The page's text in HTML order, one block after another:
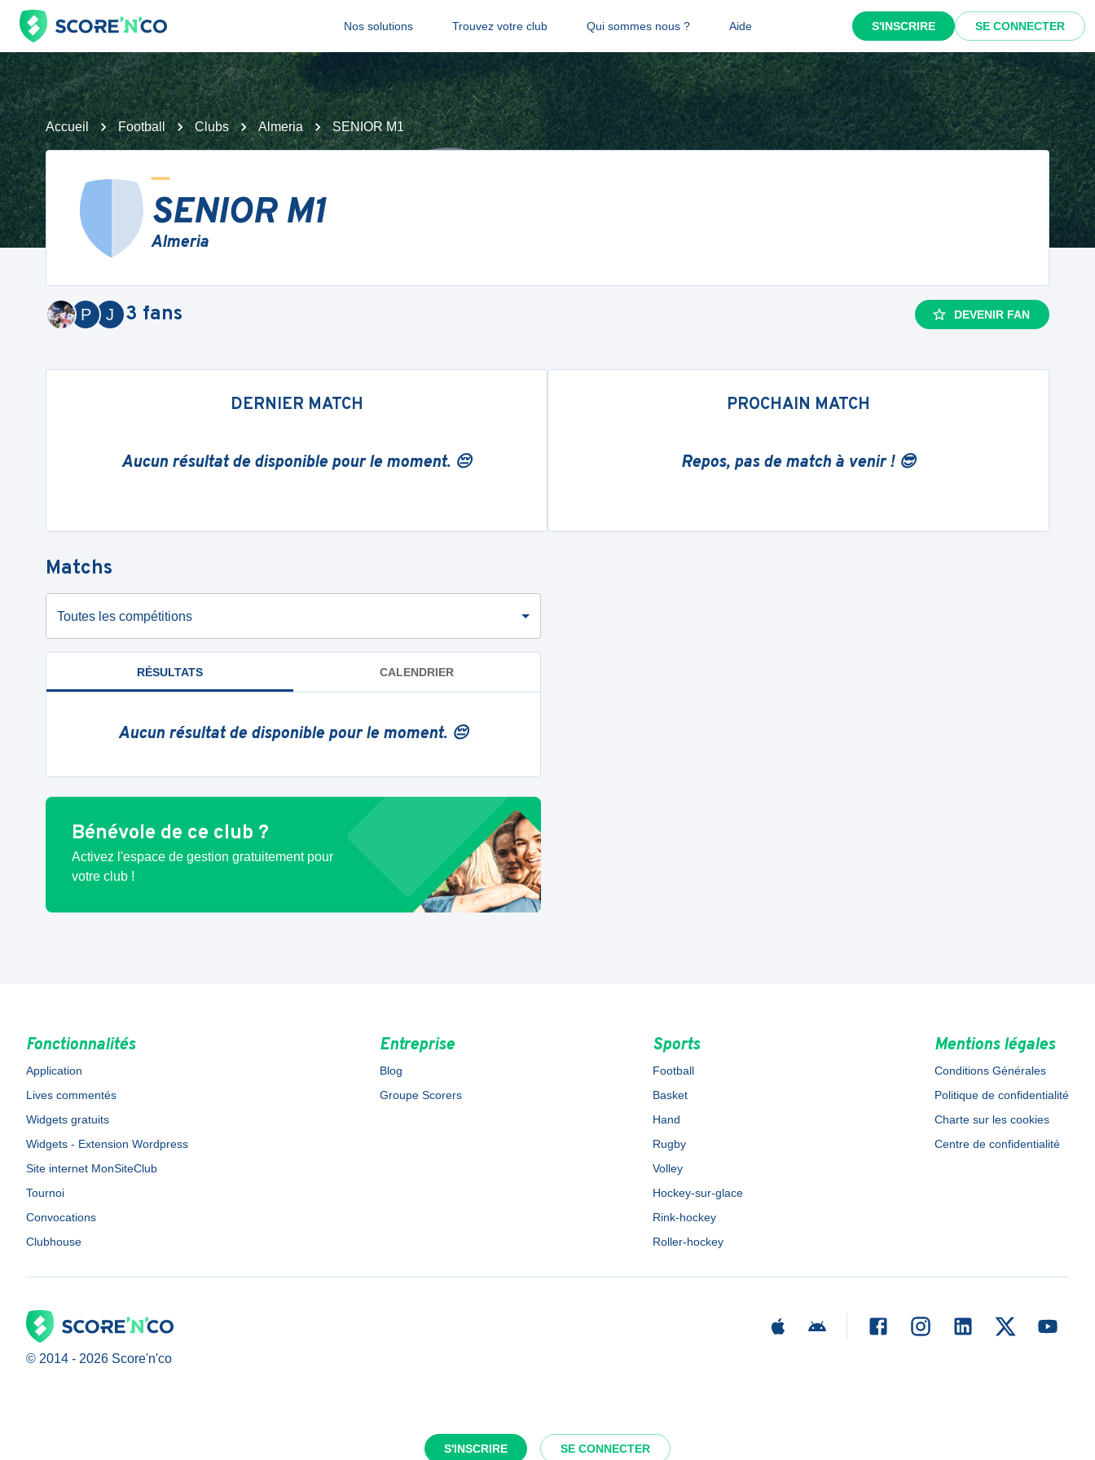
Nos solutions Trouvez votre club Qui sommes nous ? Aide S'INSCRIRE SE CONNECTER
S'INSCRIRE SE CONNECTER
Accueil Football Clubs Almeria SENIOR M1
SENIOR M1
Almeria
J
P 3 fans DEVENIR FAN
DERNIER MATCH
Aucun résultat de disponible pour le moment. 😔
PROCHAIN MATCH
Repos, pas de match à venir ! 😎
Matchs
Toutes les compétitions
RÉSULTATS CALENDRIER
Aucun résultat de disponible pour le moment. 😔
Bénévole de ce club ?
Activez l'espace de gestion gratuitement pour
votre club !
Fonctionnalités
Application
Lives commentés
Widgets gratuits
Widgets - Extension Wordpress
Site internet MonSiteClub
Tournoi
Convocations
Clubhouse
Entreprise
Blog
Groupe Scorers
Sports
Football
Basket
Hand
Rugby
Volley
Hockey-sur-glace
Rink-hockey
Roller-hockey
Mentions légales
Conditions Générales
Politique de confidentialité
Charte sur les cookies
Centre de confidentialité
© 2014 - 2026 Score'n'co